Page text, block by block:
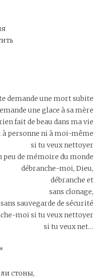
demande une mort subite
une glace à sa mère
fait de beau dans ma vie
à personne ni à moi-même
si tu veux nettoyer
peu de mémoire du monde
débranche-moi, Dieu,
débranche et
sans clonage,
sans sauvegarde de sécurité
moi si tu veux nettoyer
si tu veux net…
стоны,